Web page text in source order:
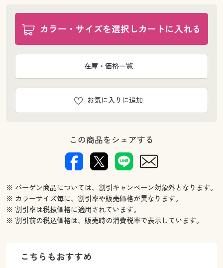
カラー・サイズを選択しカートに入れる
お気に入りに追加
在庫・価格一覧
この商品をシェアする
※ バーゲン商品については、割引キャンペーン対象外となります。
※ カラーサイズ毎に、割引率や販売価格が異なります。
※ 割引率は税抜価格に適用されています。
※ 割引前の税込価格は、販売時の消費税率で表示しています。
こちらもおすすめ